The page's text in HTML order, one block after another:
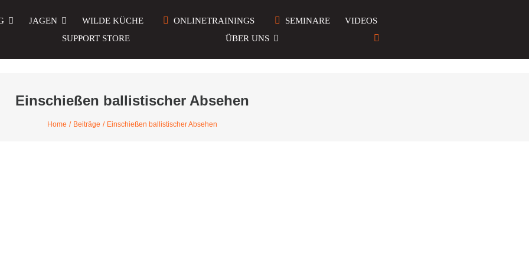
JAGEN WILDE KÜCHE ONLINETRAININGS SEMINARE
VIDEOS
SUPPORT STORE ÜBER UNS
Einschießen ballistischer Absehen
Home Beiträge Einschießen ballistischer Absehen